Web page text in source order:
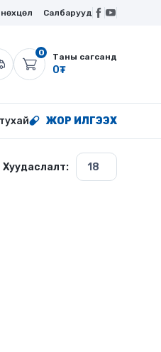
Салбарууд
0 Таны сагсанд
0₮
ЖОР ИЛГЭЭХ
Хуудаслалт: